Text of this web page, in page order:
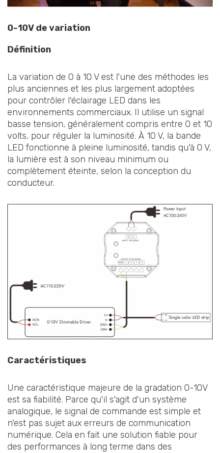
0-10V de variation
Définition
La variation de 0 à 10 V est l'une des méthodes les
plus anciennes et les plus largement adoptées
pour contrôler l'éclairage LED dans les
environnements commerciaux. Il utilise un signal
basse tension, généralement compris entre 0 et 10
volts, pour réguler la luminosité. À 10 V, la bande
LED fonctionne à pleine luminosité, tandis qu'à 0 V,
la lumière est à son niveau minimum ou
complètement éteinte, selon la conception du
conducteur.
Caractéristiques
Une caractéristique majeure de la gradation 0-10V
est sa fiabilité. Parce qu'il s'agit d'un système
analogique, le signal de commande est simple et
n'est pas sujet aux erreurs de communication
numérique. Cela en fait une solution fiable pour
des performances à long terme dans des